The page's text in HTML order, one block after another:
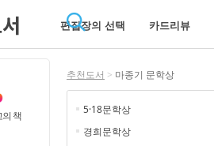
편집장의 선택 카드리뷰
의 책
추천도서 > 마종기 문학상
5·18문학상
경희문학상